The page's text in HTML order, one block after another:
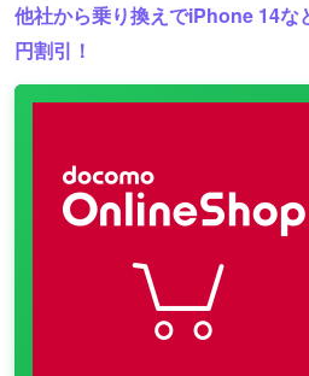
他社から乗り換えでiPhone 14な
円割引！